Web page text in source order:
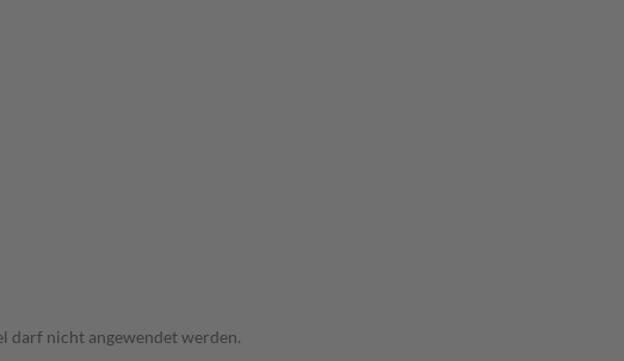
darf nicht angewendet werden.